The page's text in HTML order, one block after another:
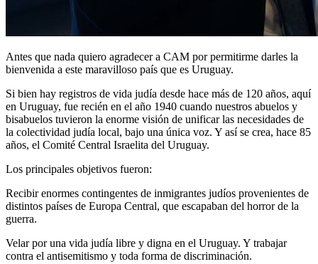
Antes que nada quiero agradecer a CAM por permitirme darles la
bienvenida a este maravilloso país que es Uruguay.
Si bien hay registros de vida judía desde hace más de 120 años, aquí
en Uruguay, fue recién en el año 1940 cuando nuestros abuelos y
bisabuelos tuvieron la enorme visión de unificar las necesidades de
la colectividad judía local, bajo una única voz. Y así se crea, hace 85
años, el Comité Central Israelita del Uruguay.
Los principales objetivos fueron:
Recibir enormes contingentes de inmigrantes judíos provenientes de
distintos países de Europa Central, que escapaban del horror de la
guerra.
Velar por una vida judía libre y digna en el Uruguay. Y trabajar
contra el antisemitismo y toda forma de discriminación.